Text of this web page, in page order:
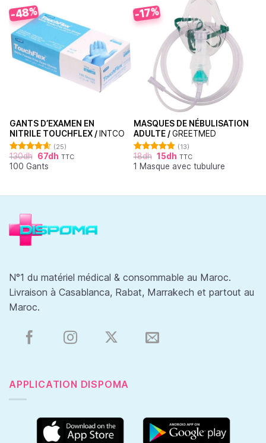
-48%
GANTS D’EXAMEN EN
NITRILE TOUCHFLEX /INTCO
Note4.60
sur 5
(25)
130dh 67dh TTC
100 Gants
-17%
MASQUES DE NÉBULISATION
ADULTE /GREETMED
Note 4.85
sur 5
(13)
18dh 15dh TTC
1 Masque avec tubulure
N°1 du matériel médical & consommable au Maroc.
Livraison à Casablanca, Rabat, Marrakech et partout au
Maroc.
APPLICATION DISPOMA